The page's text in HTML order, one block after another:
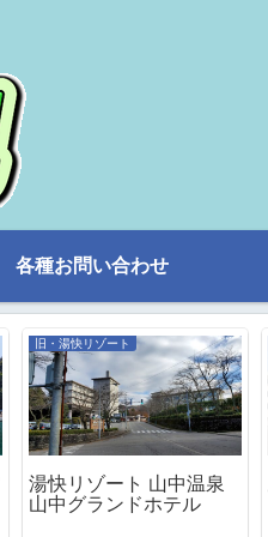
各種お問い合わせ
旧・湯快リゾート
湯快リゾート 山中温泉
山中グランドホテル